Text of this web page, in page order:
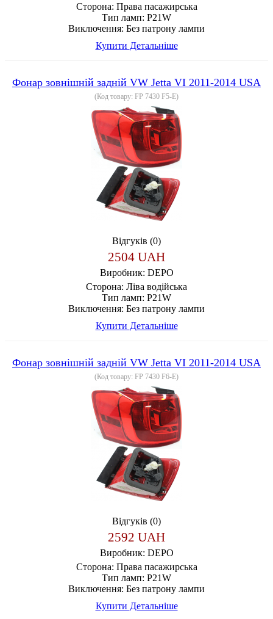
Сторона: Права пасажирська
Тип ламп: P21W
Виключення: Без патрону лампи
Купити Детальніше
Фонар зовнішній задній VW Jetta VI 2011-2014 USA
(Код товару: FP 7430 F5-E)
Відгуків (0)
2504 UAH
Виробник: DEPO
Сторона: Ліва водійська
Тип ламп: P21W
Виключення: Без патрону лампи
Купити Детальніше
Фонар зовнішній задній VW Jetta VI 2011-2014 USA
(Код товару: FP 7430 F6-E)
Відгуків (0)
2592 UAH
Виробник: DEPO
Сторона: Права пасажирська
Тип ламп: P21W
Виключення: Без патрону лампи
Купити Детальніше